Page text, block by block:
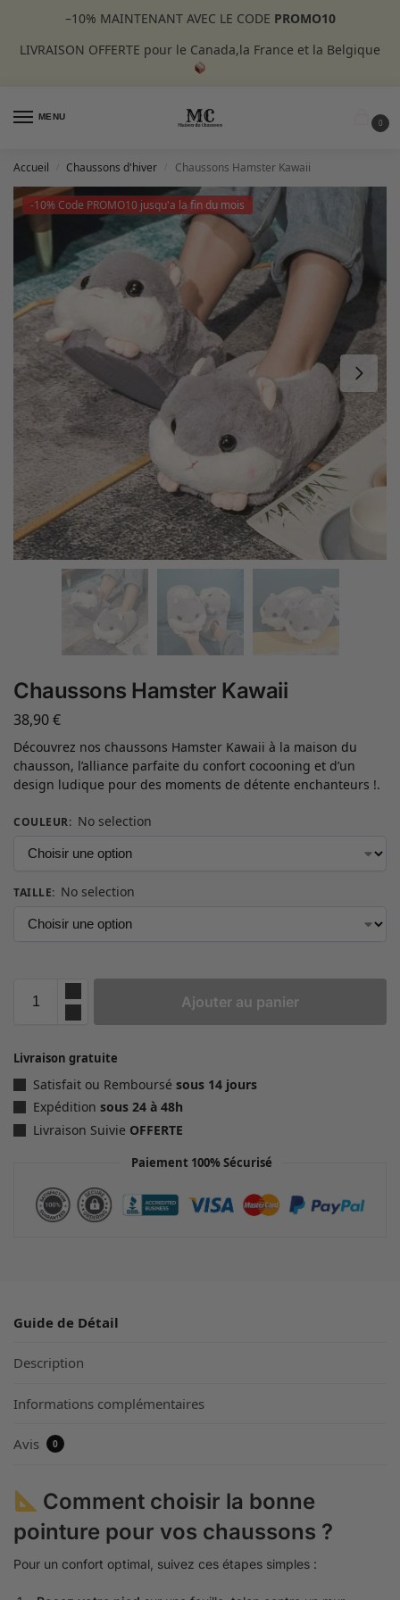
–10% MAINTENANT AVEC LE CODE PROMO10
LIVRAISON OFFERTE pour le Canada,la France et la Belgique
MENU
0
Accueil Chaussons d'hiver Chaussons Hamster Kawaii
-10% Code PROMO10 jusqu'a la fin du mois
Chaussons Hamster Kawaii
38,90€
Découvrez nos chaussons Hamster Kawaii à la maison du
chausson, l’alliance parfaite du confort cocooning et d’un
design ludique pour des moments de détente enchanteurs !.
COULEUR: No selection
TAILLE: No selection
Ajouter au panier
Livraison gratuite
Satisfait ou Remboursé sous 14 jours
Expédition sous 24 à 48h
Livraison Suivie OFFERTE
Paiement 100% Sécurisé
Guide de Détail
Description
Informations complémentaires
Avis 0
Comment choisir la bonne
pointure pour vos chaussons ?
Pour un confort optimal, suivez ces étapes simples :